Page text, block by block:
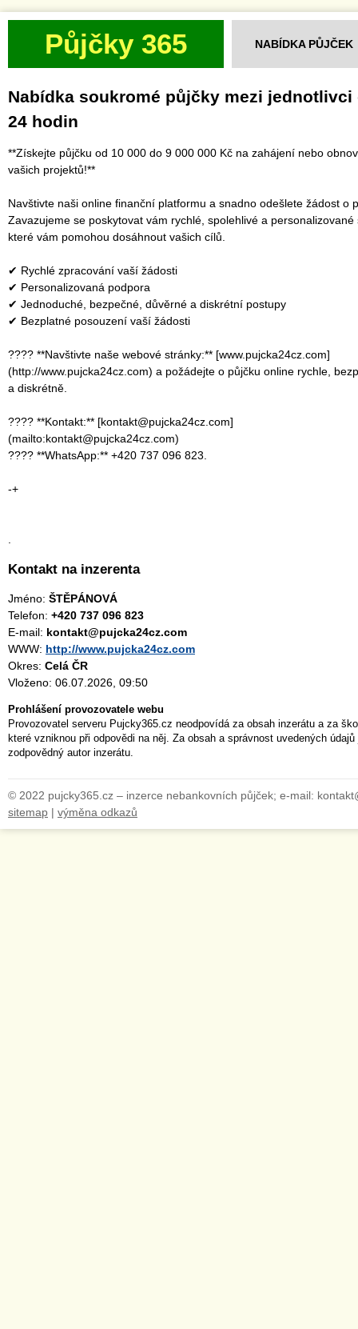
Půjčky 365 NABÍDKA PŮJČEK
Nabídka soukromé půjčky mezi jednotlivci
24 hodin
**Získejte půjčku od 10 000 do 9 000 000 Kč na zahájení nebo
vašich projektů!**
Navštivte naši online finanční platformu a snadno odešlete žádost o
Zavazujeme se poskytovat vám rychlé, spolehlivé a personalizované
které vám pomohou dosáhnout vašich cílů.
✔ Rychlé zpracování vaší žádosti
✔ Personalizovaná podpora
✔ Jednoduché, bezpečné, důvěrné a diskrétní postupy
✔ Bezplatné posouzení vaší žádosti
???? **Navštivte naše webové stránky:** [www.pujcka24cz.com]
(http://www.pujcka24cz.com) a požádejte o půjčku online rychle,
a diskrétně.
???? **Kontakt:** [kontakt@pujcka24cz.com]
(mailto:kontakt@pujcka24cz.com)
???? **WhatsApp:** +420 737 096 823.
-+
Kontakt na inzerenta
Jméno: ŠTĚPÁNOVÁ
Telefon: +420 737 096 823
E-mail: kontakt@pujcka24cz.com
WWW: http://www.pujcka24cz.com
Okres: Celá ČR
Vloženo: 06.07.2026, 09:50
Prohlášení provozovatele webu
Provozovatel serveru Pujcky365.cz neodpovídá za obsah inzerátu a za
které vzniknou při odpovědi na něj. Za obsah a správnost uvedených
zodpovědný autor inzerátu.
© 2022 pujcky365.cz – inzerce nebankovních půjček; e-mail:
sitemap | výměna odkazů